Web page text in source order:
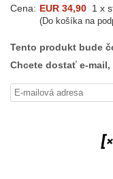
Cena: EUR 34,90 1 x
(Do košíka na
Tento produkt bude
Chcete dostať e-